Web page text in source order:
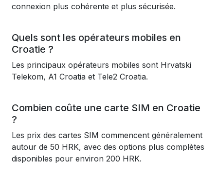
connexion plus cohérente et plus sécurisée.
Quels sont les opérateurs mobiles en
Croatie ?
Les principaux opérateurs mobiles sont Hrvatski
Telekom, A1 Croatia et Tele2 Croatia.
Combien coûte une carte SIM en Croatie
?
Les prix des cartes SIM commencent généralement
autour de 50 HRK, avec des options plus complètes
disponibles pour environ 200 HRK.